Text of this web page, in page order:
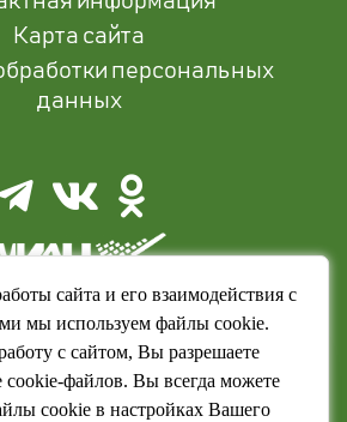
сайта и его взаимодействия с
мы используем файлы cookie.
с сайтом, Вы разрешаете
cookie-файлов. Вы всегда можете
cookie в настройках Вашего
Карта сайта
персональных
данных